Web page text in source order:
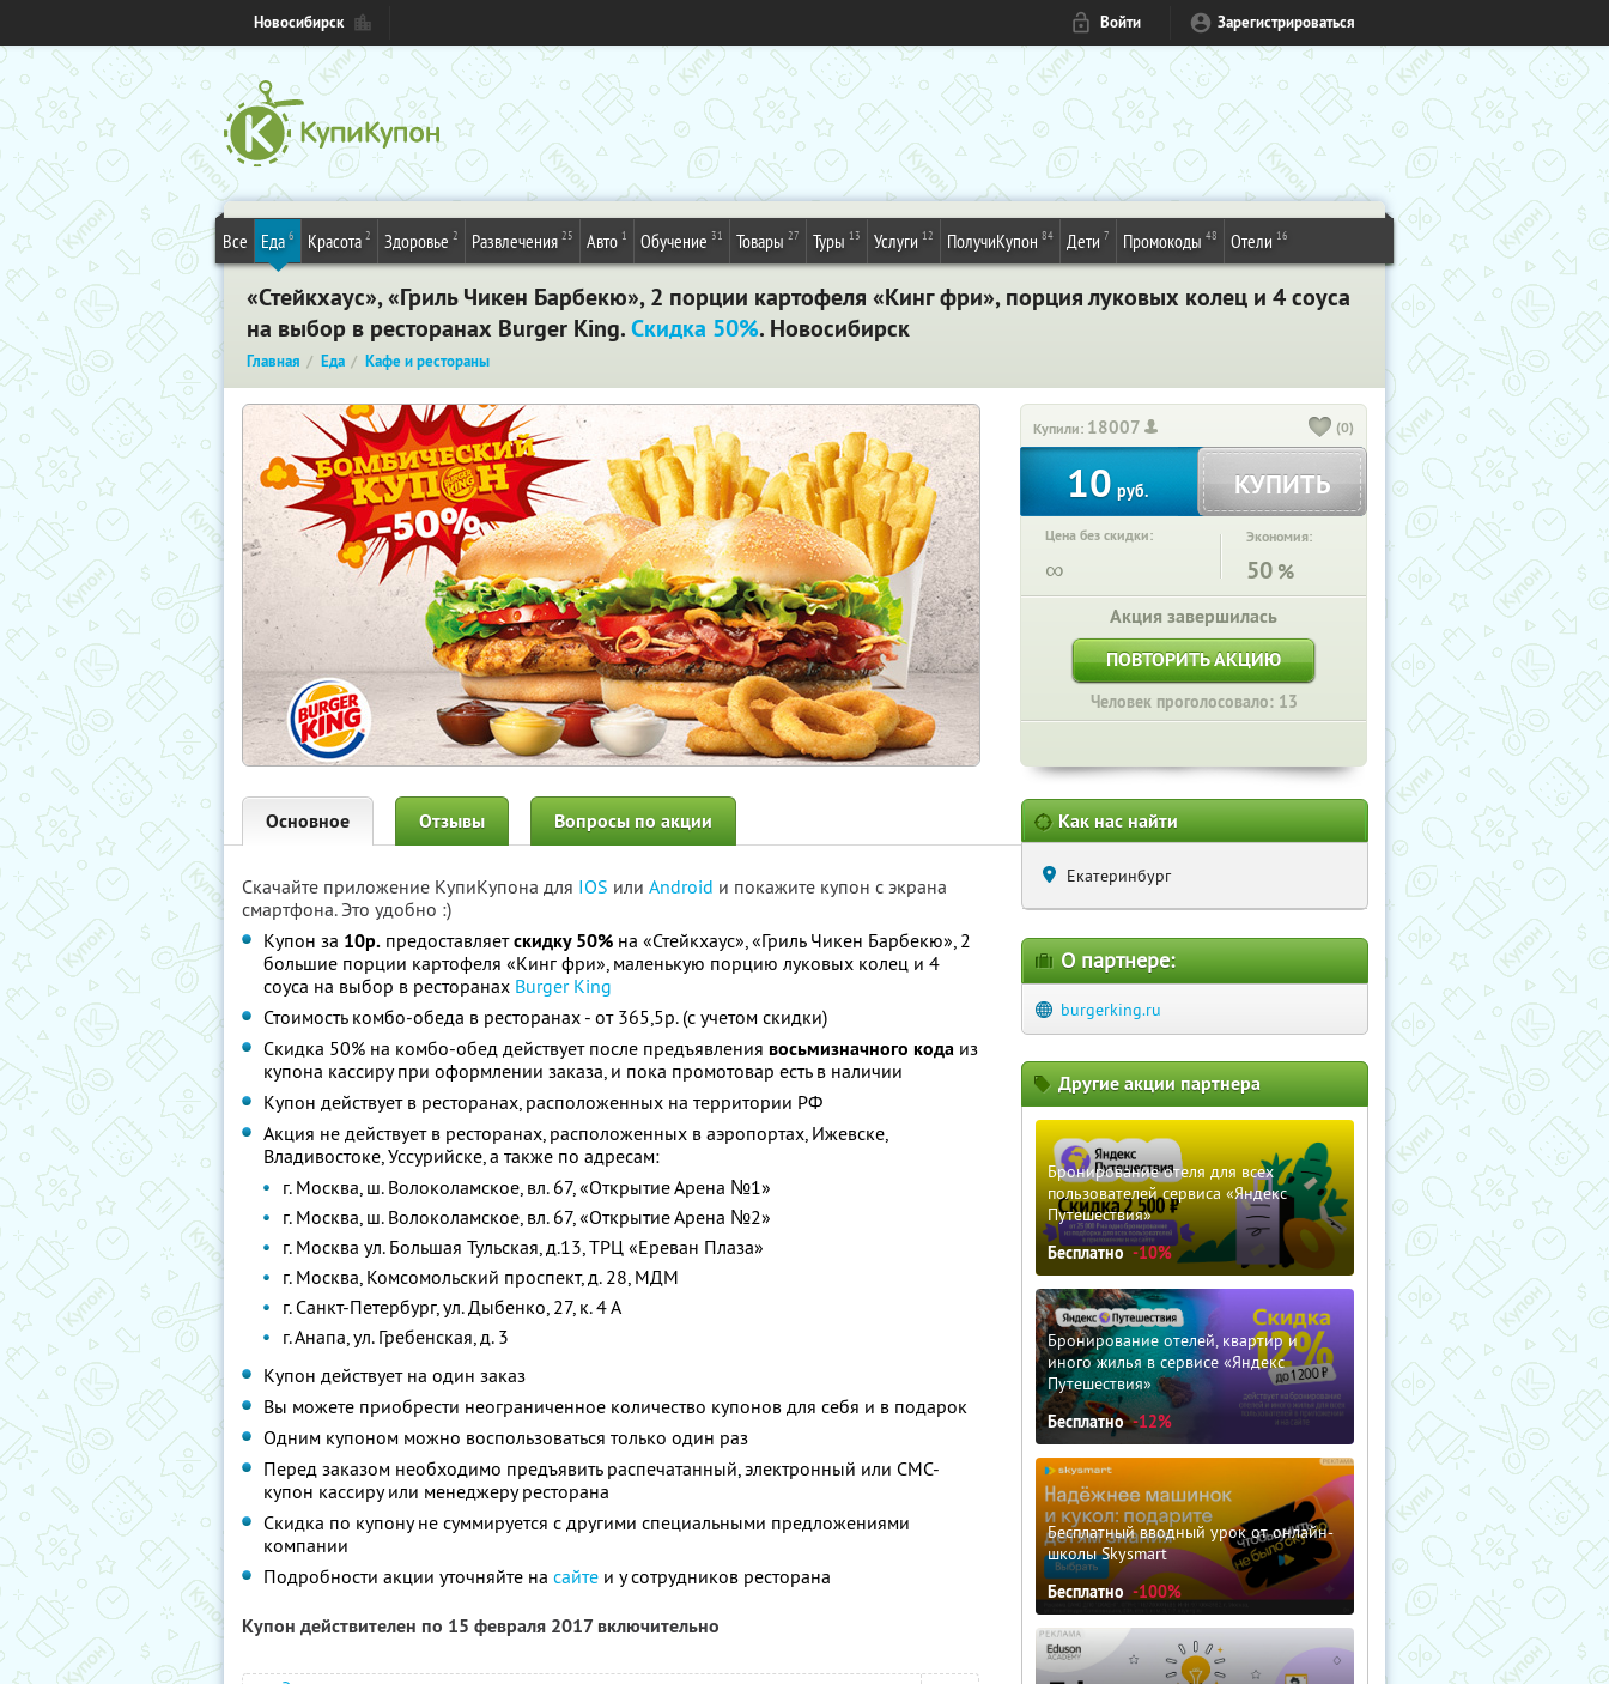
Новосибирск Войти Зарегистрироваться
Все Еда 6 Красота 2 Здоровье 2 Развлечения 25 Авто 1 Обучение 31 Товары 27 Туры 13 Услуги 12 ПолучиКупон 84 Дети 7 Промокоды 48 Отели 16
«Стейкхаус»,​ ​«Гриль​ ​Чикен​ ​Барбекю»,​ ​2​ ​порции​ ​картофеля​ ​«Кинг​ ​фри»,​ ​порция​ ​луковых колец​ ​и​ ​4​ ​соуса​ ​
на​ ​выбор​ ​в​ ​ресторанах​ ​Burger​ ​King.​ ​Скидка​ ​50%. Новосибирск
Главная Еда Кафе и рестораны
Купили: 18007 (0)
10 руб. КУПИТЬ
Цена без скидки:
∞
Экономия:
50 %
Акция завершилась
ПОВТОРИТЬ АКЦИЮ
Человек проголосовало: 13
Основное Отзывы Вопросы по акции
Скачайте приложение КупиКупона для IOS или Android и покажите купон с экрана
смартфона. Это удобно :)
Купон за 10р. предоставляетскидку 50% на «Стейкхаус», «Гриль Чикен Барбекю», 2
большие порции картофеля «Кинг фри», маленькую порцию луковых колец и 4
соуса на выбор в ресторанах Burger King
Стоимость комбо-обеда в ресторанах - от 365,5р. (с учетом скидки)
Скидка 50% на комбо-обед действует после предъявления восьмизначного кода из
купона кассиру при оформлении заказа, и пока промотовар есть в наличии
Купон действует в ресторанах, расположенных на территории РФ
Акция не действует в ресторанах, расположенных в аэропортах, Ижевске,
Владивостоке, Уссурийске, а также по адресам:
г. Москва, ш. Волоколамское, вл. 67, «Открытие Арена №1»
г. Москва, ш. Волоколамское, вл. 67, «Открытие Арена №2»
г. Москва ул. Большая Тульская, д.13, ТРЦ «Ереван Плаза»
г. Москва, Комсомольский проспект, д. 28, МДМ
г. Санкт-Петербург, ул. Дыбенко, 27, к. 4 А
г. Анапа, ул. Гребенская, д. 3
Купон действует на один заказ
Вы можете приобрести неограниченное количество купонов для себя и в подарок
Одним купоном можно воспользоваться только один раз
Перед заказом необходимо предъявить распечатанный, электронный или СМС-
купон кассиру или менеджеру ресторана
Скидка по купону не суммируется с другими специальными предложениями
компании
Подробности акции уточняйте на сайте и у сотрудников ресторана
Купон действителен по 15 февраля 2017 включительно
Как нас найти
Екатеринбург
О партнере:
burgerking.ru
Другие акции партнера
Бронирование отеля для всех
пользователей сервиса «Яндекс
Путешествия»
Бесплатно -10%
Бронирование отелей, квартир и
иного жилья в сервисе «Яндекс
Путешествия»
Бесплатно -12%
Бесплатный вводный урок от онлайн-
школы Skysmart
Бесплатно -100%